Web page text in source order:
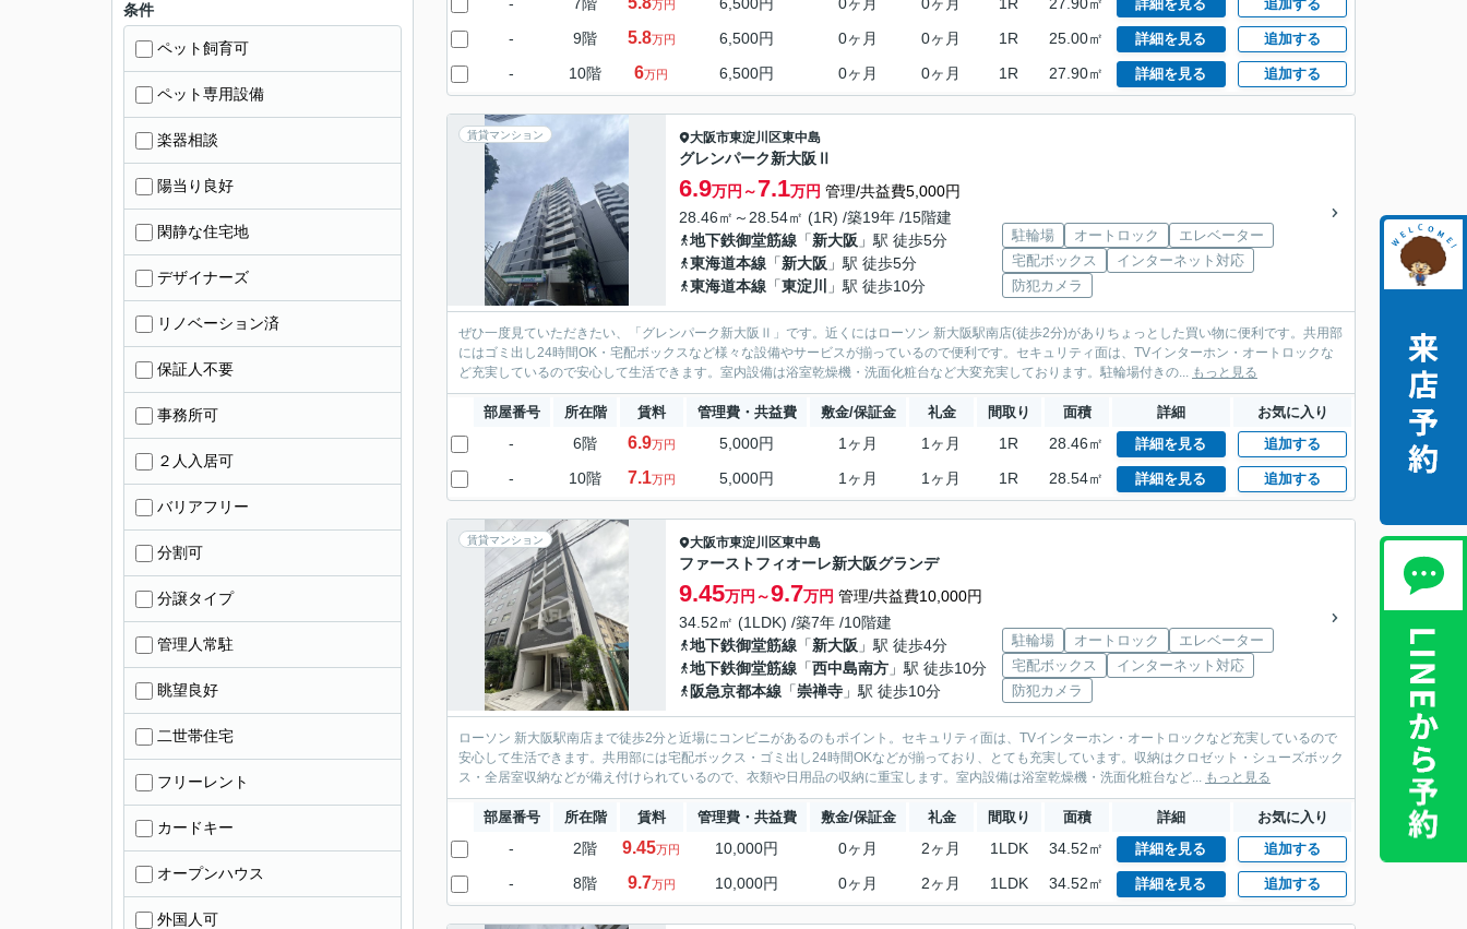
万円 詳細を見る 追加する
- 9階 5.8万円 6,500円 0ヶ月 0ヶ月 1R 25.00㎡ 詳細を見る 追加する
- 10階 6万円 6,500円 0ヶ月 0ヶ月 1R 27.90㎡ 詳細を見る 追加する
賃貸マンション 大阪市東淀川区東中島
グレンパーク新大阪Ⅱ
6.9万円～7.1万円 管理/共益費5,000円
28.46㎡～28.54㎡ (1R) /築19年 /15階建
地下鉄御堂筋線 「新大阪 」駅 徒歩5分
東海道本線 「新大阪 」駅 徒歩5分
東海道本線 「東淀川 」駅 徒歩10分
駐輪場 オートロック
エレベーター
宅配ボックス
インターネット対応
防犯カメラ
ぜひ一度見ていただきたい、「グレンパーク新大阪Ⅱ」です。近くにはローソン 新大阪駅南店(徒歩2分)がありちょっとした買い物に便利です。共用部
にはゴミ出し24時間OK・宅配ボックスなど様々な設備やサービスが揃っているので便利です。セキュリティ面は、TVインターホン・オートロックな
ど充実しているので安心して生活できます。室内設備は浴室乾燥機・洗面化粧台など大変充実しております。駐輪場付きの... もっと見る
部屋番号 所在階 賃料 管理費・共益費 敷金/保証金 礼金 間取り 面積 詳細 お気に入り
- 6階 6.9万円 5,000円 1ヶ月 1ヶ月 1R 28.46㎡ 詳細を見る 追加する
- 10階 7.1万円 5,000円 1ヶ月 1ヶ月 1R 28.54㎡ 詳細を見る 追加する
賃貸マンション 大阪市東淀川区東中島
ファーストフィオーレ新大阪グランデ
9.45万円～9.7万円 管理/共益費10,000円
34.52㎡ (1LDK) /築7年 /10階建
地下鉄御堂筋線 「新大阪 」駅 徒歩4分
地下鉄御堂筋線 「西中島南方 」駅 徒歩10分
阪急京都本線 「崇禅寺 」駅 徒歩10分
駐輪場 オートロック
エレベーター
宅配ボックス
インターネット対応
防犯カメラ
ローソン 新大阪駅南店まで徒歩2分と近場にコンビニがあるのもポイント。セキュリティ面は、TVインターホン・オートロックなど充実しているので
安心して生活できます。共用部には宅配ボックス・ゴミ出し24時間OKなどが揃っており、とても充実しています。収納はクロゼット・シューズボック
ス・全居室収納などが備え付けられているので、衣類や日用品の収納に重宝します。室内設備は浴室乾燥機・洗面化粧台など... もっと見る
部屋番号 所在階 賃料 管理費・共益費 敷金/保証金 礼金 間取り 面積 詳細 お気に入り
- 2階 9.45万円 10,000円 0ヶ月 2ヶ月 1LDK 34.52㎡ 詳細を見る 追加する
- 8階 9.7万円 10,000円 0ヶ月 2ヶ月 1LDK 34.52㎡ 詳細を見る 追加する
条件
ペット飼育可
ペット専用設備
楽器相談
陽当り良好
閑静な住宅地
デザイナーズ
リノベーション済
保証人不要
事務所可
２人入居可
バリアフリー
分割可
分譲タイプ
管理人常駐
眺望良好
二世帯住宅
フリーレント
カードキー
オープンハウス
外国人可